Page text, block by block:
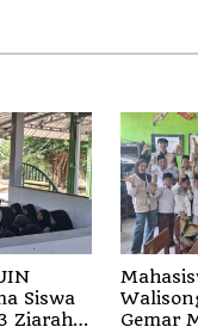
Siswa
Ziarahi
Gemar